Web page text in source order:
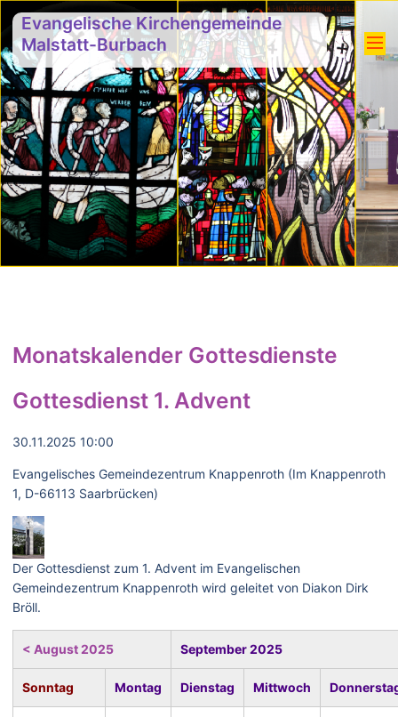
Evangelische Kirchengemeinde
Malstatt-Burbach
Monatskalender Gottesdienste
Gottesdienst 1. Advent
30.11.2025 10:00
Evangelisches Gemeindezentrum Knappenroth (Im Knappenroth
1, D-66113 Saarbrücken)
Der Gottesdienst zum 1. Advent im Evangelischen
Gemeindezentrum Knappenroth wird geleitet von Diakon Dirk
Bröll.
< August 2025 September 2025
Sonntag Montag Dienstag Mittwoch